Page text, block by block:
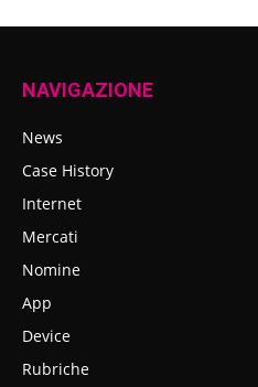
NAVIGAZIONE
News
Case History
Internet
Mercati
Nomine
App
Device
Rubriche